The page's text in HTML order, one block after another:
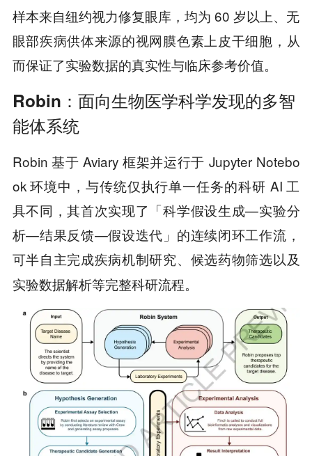
样本来自纽约视力修复眼库，均为 60 岁以上、无
眼部疾病供体来源的视网膜色素上皮干细胞，从
而保证了实验数据的真实性与临床参考价值。
Robin：面向生物医学科学发现的多智
能体系统
Robin 基于 Aviary 框架并运行于 Jupyter Notebo
ok 环境中，与传统仅执行单一任务的科研 AI 工
具不同，其首次实现了「科学假设生成—实验分
析—结果反馈—假设迭代」的连续闭环工作流，
可半自主完成疾病机制研究、候选药物筛选以及
实验数据解析等完整科研流程。